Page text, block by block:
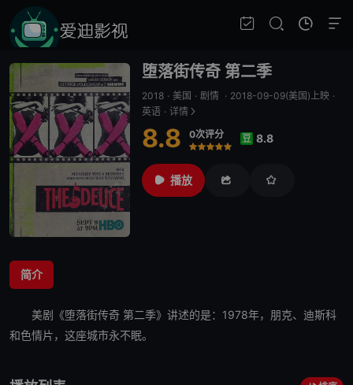
堕落街传奇 第二季
2018 · 美国 · 剧情 · 2018-09-09(美国)上映 ·
英语 · 详情
8.8 0次评分
很差
较差
还行推荐力荐
豆 8.8
播放
简介
美剧《堕落街传奇 第二季》讲述的是：1978年，朋克、迪斯科
和色情片，这座城市永不眠。